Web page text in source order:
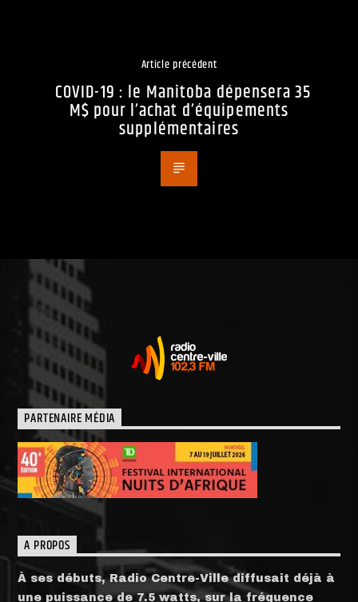
Article précédent
COVID-19 : le Manitoba dépensera 35
M$ pour l’achat d’équipements
supplémentaires
PARTENAIRE MÉDIA
A PROPOS
À ses débuts, Radio Centre-Ville diffusait déjà à
une puissance de 7.5 watts, sur la fréquence